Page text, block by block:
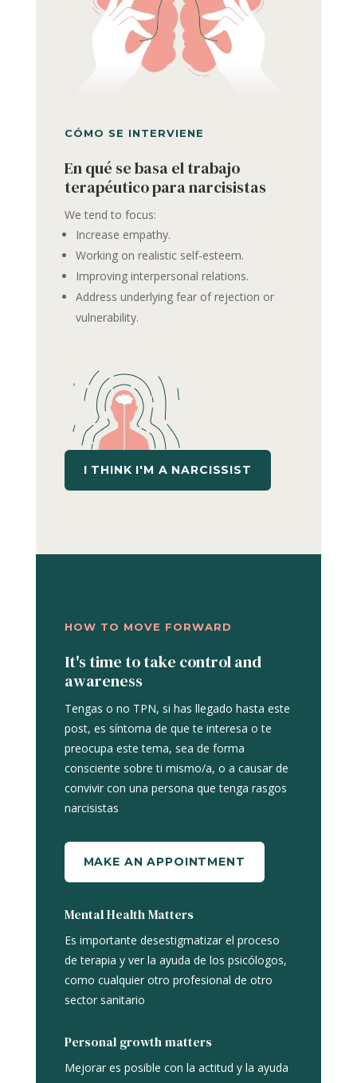
CÓMO SE INTERVIENE
En qué se basa el trabajo
terapéutico para narcisistas
We tend to focus:
Increase empathy.
Working on realistic self-esteem.
Improving interpersonal relations.
Address underlying fear of rejection or
vulnerability.
I THINK I'M A NARCISSIST
HOW TO MOVE FORWARD
It's time to take control and
awareness
Tengas o no TPN, si has llegado hasta este
post, es síntoma de que te interesa o te
preocupa este tema, sea de forma
consciente sobre ti mismo/a, o a causar de
convivir con una persona que tenga rasgos
narcisistas
MAKE AN APPOINTMENT
Mental Health Matters
Es importante desestigmatizar el proceso
de terapia y ver la ayuda de los psicólogos,
como cualquier otro profesional de otro
sector sanitario
Personal growth matters
Mejorar es posible con la actitud y la ayuda